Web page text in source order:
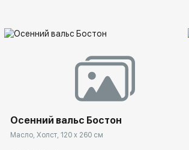
Осенний вальс Бостон
Масло, Холст, 120 x 260 см